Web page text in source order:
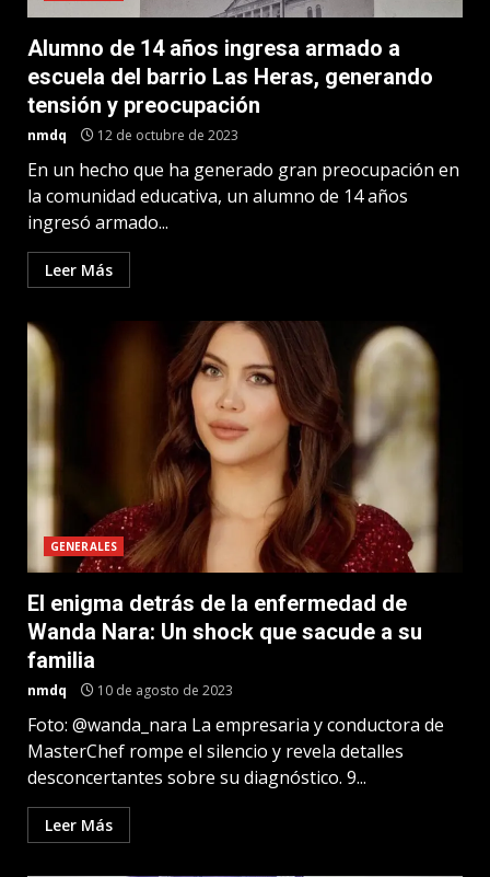
Alumno de 14 años ingresa armado a
escuela del barrio Las Heras, generando
tensión y preocupación
nmdq 12 de octubre de 2023
En un hecho que ha generado gran preocupación en
la comunidad educativa, un alumno de 14 años
ingresó armado...
Leer Más
GENERALES
El enigma detrás de la enfermedad de
Wanda Nara: Un shock que sacude a su
familia
nmdq 10 de agosto de 2023
Foto: @wanda_nara La empresaria y conductora de
MasterChef rompe el silencio y revela detalles
desconcertantes sobre su diagnóstico. 9...
Leer Más